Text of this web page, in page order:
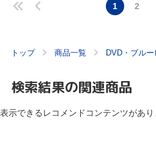
1 2
トップ 商品一覧 DVD・ブルー
検索結果の関連商品
表示できるレコメンドコンテンツがあり